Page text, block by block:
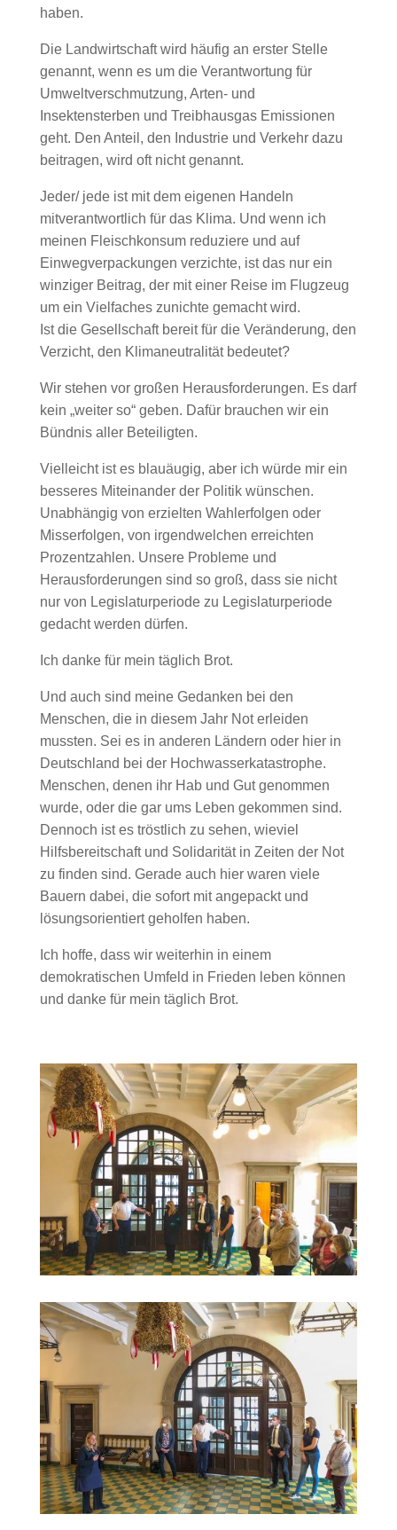
haben.
Die Landwirtschaft wird häufig an erster Stelle
genannt, wenn es um die Verantwortung für
Umweltverschmutzung, Arten- und
Insektensterben und Treibhausgas Emissionen
geht. Den Anteil, den Industrie und Verkehr dazu
beitragen, wird oft nicht genannt.
Jeder/ jede ist mit dem eigenen Handeln
mitverantwortlich für das Klima. Und wenn ich
meinen Fleischkonsum reduziere und auf
Einwegverpackungen verzichte, ist das nur ein
winziger Beitrag, der mit einer Reise im Flugzeug
um ein Vielfaches zunichte gemacht wird.
Ist die Gesellschaft bereit für die Veränderung, den
Verzicht, den Klimaneutralität bedeutet?
Wir stehen vor großen Herausforderungen. Es darf
kein „weiter so“ geben. Dafür brauchen wir ein
Bündnis aller Beteiligten.
Vielleicht ist es blauäugig, aber ich würde mir ein
besseres Miteinander der Politik wünschen.
Unabhängig von erzielten Wahlerfolgen oder
Misserfolgen, von irgendwelchen erreichten
Prozentzahlen. Unsere Probleme und
Herausforderungen sind so groß, dass sie nicht
nur von Legislaturperiode zu Legislaturperiode
gedacht werden dürfen.
Ich danke für mein täglich Brot.
Und auch sind meine Gedanken bei den
Menschen, die in diesem Jahr Not erleiden
mussten. Sei es in anderen Ländern oder hier in
Deutschland bei der Hochwasserkatastrophe.
Menschen, denen ihr Hab und Gut genommen
wurde, oder die gar ums Leben gekommen sind.
Dennoch ist es tröstlich zu sehen, wieviel
Hilfsbereitschaft und Solidarität in Zeiten der Not
zu finden sind. Gerade auch hier waren viele
Bauern dabei, die sofort mit angepackt und
lösungsorientiert geholfen haben.
Ich hoffe, dass wir weiterhin in einem
demokratischen Umfeld in Frieden leben können
und danke für mein täglich Brot.